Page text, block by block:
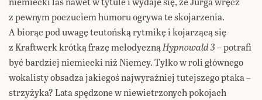
z pewnym poczuciem humoru ogrywa te skojarzenia.
A biorąc pod uwagę teutońską rytmikę i kojarzącą się
z Kraftwerk krótką frazę melodycznąHypnowald 3– potrafi
być bardziej niemiecki niż Niemcy. Tylko w roli głównego
wokalisty obsadza jakiegoś najwyraźniej tutejszego ptaka –
strzyżyka? Lata spędzone w niewietrzonych pokojach